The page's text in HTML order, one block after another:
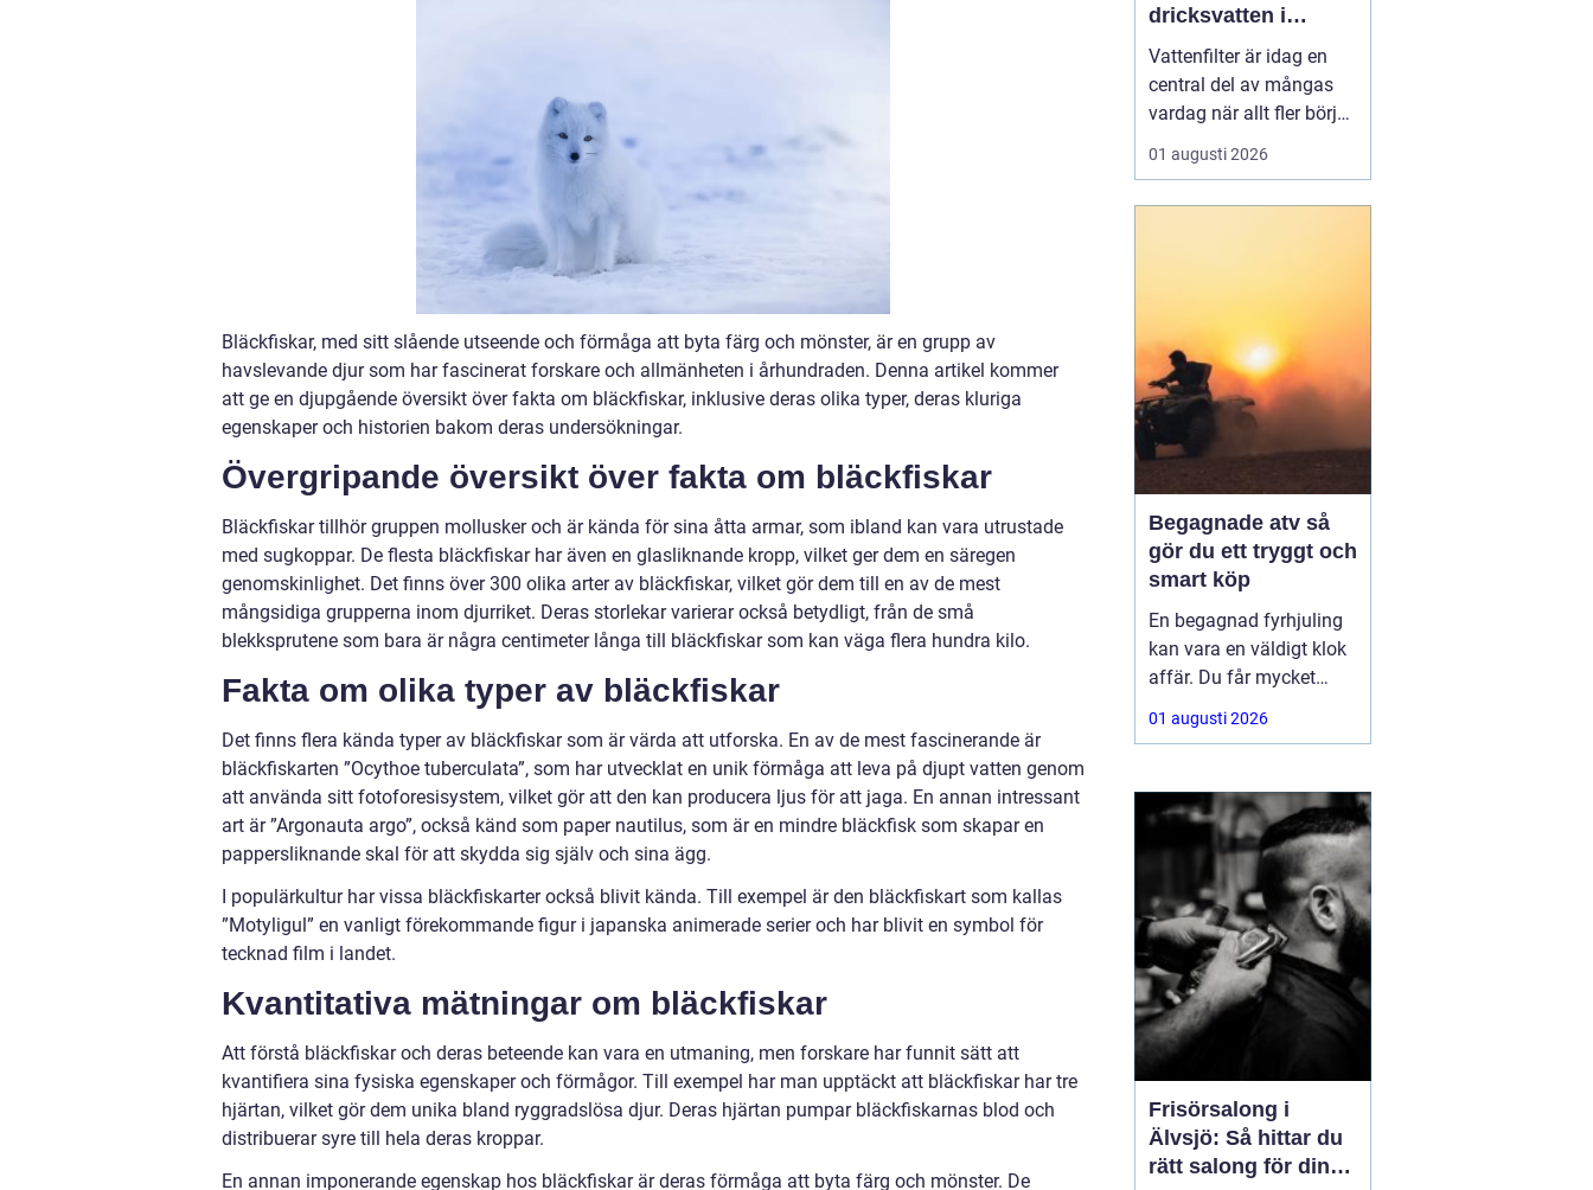
Bläckfiskar, med sitt slående utseende och förmåga att byta färg och mönster, är en grupp av
havslevande djur som har fascinerat forskare och allmänheten i århundraden. Denna artikel kommer
att ge en djupgående översikt över fakta om bläckfiskar, inklusive deras olika typer, deras kluriga
egenskaper och historien bakom deras undersökningar.
Övergripande översikt över fakta om bläckfiskar
Bläckfiskar tillhör gruppen mollusker och är kända för sina åtta armar, som ibland kan vara utrustade
med sugkoppar. De flesta bläckfiskar har även en glasliknande kropp, vilket ger dem en säregen
genomskinlighet. Det finns över 300 olika arter av bläckfiskar, vilket gör dem till en av de mest
mångsidiga grupperna inom djurriket. Deras storlekar varierar också betydligt, från de små
blekksprutene som bara är några centimeter långa till bläckfiskar som kan väga flera hundra kilo.
Fakta om olika typer av bläckfiskar
Det finns flera kända typer av bläckfiskar som är värda att utforska. En av de mest fascinerande är
bläckfiskarten ”Ocythoe tuberculata”, som har utvecklat en unik förmåga att leva på djupt vatten genom
att använda sitt fotoforesisystem, vilket gör att den kan producera ljus för att jaga. En annan intressant
art är ”Argonauta argo”, också känd som paper nautilus, som är en mindre bläckfisk som skapar en
pappersliknande skal för att skydda sig själv och sina ägg.
I populärkultur har vissa bläckfiskarter också blivit kända. Till exempel är den bläckfiskart som kallas
”Motyligul” en vanligt förekommande figur i japanska animerade serier och har blivit en symbol för
tecknad film i landet.
Kvantitativa mätningar om bläckfiskar
Att förstå bläckfiskar och deras beteende kan vara en utmaning, men forskare har funnit sätt att
kvantifiera sina fysiska egenskaper och förmågor. Till exempel har man upptäckt att bläckfiskar har tre
hjärtan, vilket gör dem unika bland ryggradslösa djur. Deras hjärtan pumpar bläckfiskarnas blod och
distribuerar syre till hela deras kroppar.
En annan imponerande egenskap hos bläckfiskar är deras förmåga att byta färg och mönster. De
dricksvatten i
vardagen
Vattenfilter är idag en
central del av mångas
vardag när allt fler börjar
fundera på kvaliteten på
vattnet som kommer ur
hårt vat...
01 augusti 2026
Begagnade atv så
gör du ett tryggt och
smart köp
En begagnad fyrhjuling
kan vara en väldigt klok
affär. Du får mycket
funktion för pengarna
och slipper den största
ofta kommer direkt när
en maskin är ny.
Samtidigt kräver ett
andrahandsköp mer
eftertanke. Den som vill
köpa
01 augusti 2026
Frisörsalong i
Älvsjö: Så hittar du
rätt salong för din